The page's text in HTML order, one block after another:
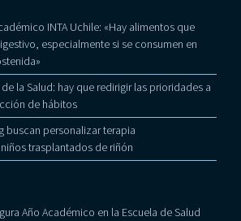
INTA Uchile: «Hay alimentos que
especialmente si se consumen en
la Salud: hay que redirigir las prioridades a
de hábitos
buscan personalizar terapia
trasplantados de riñón
Año Académico en la Escuela de Salud